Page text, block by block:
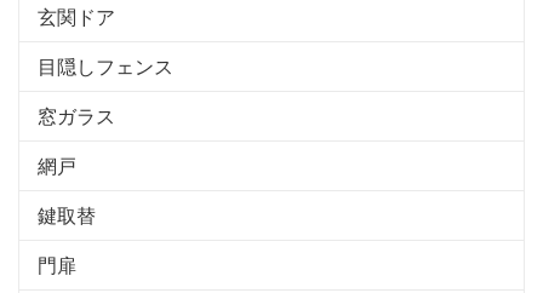
玄関ドア
目隠しフェンス
窓ガラス
網戸
鍵取替
門扉